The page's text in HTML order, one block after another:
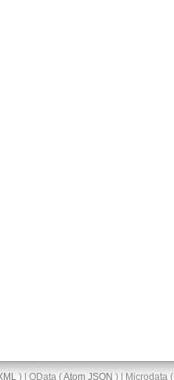
) | OData (Atom JSON ) | Microdata (